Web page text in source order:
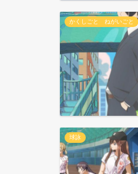
かくしごと ねがいごと
球詠